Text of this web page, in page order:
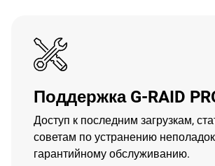
Поддержка G-RAID
Доступ к последним загрузкам,
советам по устранению
гарантийному обслуживанию.